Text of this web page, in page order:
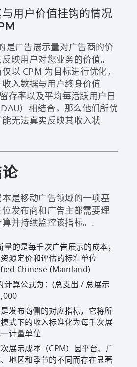
用户价值挂钩的情况
是广告展示量对广告商的价
映用户对您业务的价值。
以 CPM 为目标进行优化，
入数据与用户终身价值
留存率以及平均每活跃用户日
）相结合，那么他们所优
无法真实反映其收入状
是移动广告领域的一项基
发布商和广告主都需要理
并持续监控该指标。.
量的是每千次广告展示的成本，
源定价和评估的标准单位
Chinese (Mainland)
计算公式为：(总支出 / 总展示
发布商侧的对应指标，它将所
式下的收入标准化为每千次展
计量单位
展示成本（CPM）因平台、广
地区和季节的不同而存在显著